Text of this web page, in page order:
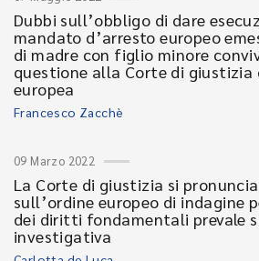
Dubbi sull’obbligo di dare
mandato d’arresto europeo
di madre con figlio minore
questione alla Corte di giustizia
europea
Francesco Zacchè
09 Marzo 2022
La Corte di giustizia si
sull’ordine europeo di indagine
dei diritti fondamentali prevale
investigativa